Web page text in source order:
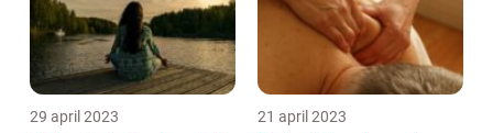
29 april 2023 21 april 2023